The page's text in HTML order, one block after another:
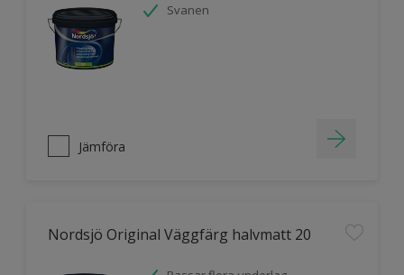
Svanen
Jämföra
Nordsjö Original Väggfärg halvmatt 20